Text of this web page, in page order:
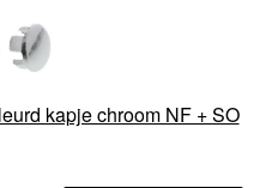
kapje chroom NF + SO